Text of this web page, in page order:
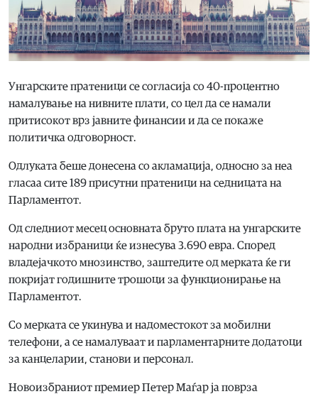
Унгарските пратеници се согласија со 40-процентно
намалување на нивните плати, со цел да се намали
притисокот врз јавните финансии и да се покаже
политичка одговорност.
Одлуката беше донесена со акламација, односно за неа
гласаа сите 189 присутни пратеници на седницата на
Парламентот.
Од следниот месец основната бруто плата на унгарските
народни избраници ќе изнесува 3.690 евра. Според
владејачкото мнозинство, заштедите од мерката ќе ги
покријат годишните трошоци за функционирање на
Парламентот.
Со мерката се укинува и надоместокот за мобилни
телефони, а се намалуваат и парламентарните додатоци
за канцеларии, станови и персонал.
Новоизбраниот премиер Петер Маѓар ја поврза